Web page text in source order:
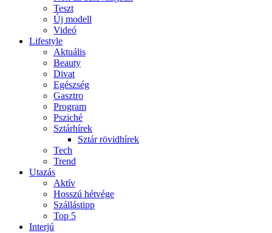
Teszt
Új modell
Videó
Lifestyle
Aktuális
Beauty
Divat
Egészség
Gasztro
Program
Psziché
Sztárhírek
Sztár rövidhírek
Tech
Trend
Utazás
Aktív
Hosszú hétvége
Szállástipp
Top 5
Interjú